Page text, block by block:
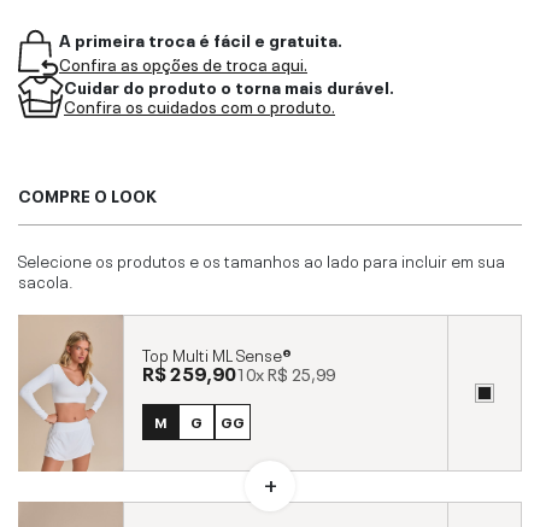
A primeira troca é fácil e gratuita.
Confira as opções de troca aqui.
Cuidar do produto o torna mais durável.
Confira os cuidados com o produto.
COMPRE O LOOK
Selecione os produtos e os tamanhos ao lado para incluir em sua
sacola.
Top Multi ML Sense®
R$ 259,9010xR$ 25,99
M G GG